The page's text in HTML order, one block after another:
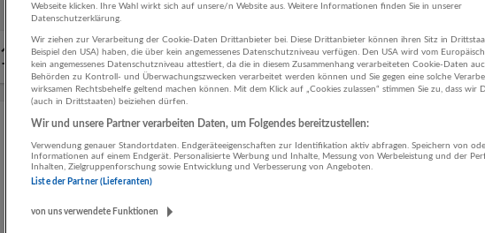
1 Transport, Verkehr Bau Unternehmen
Bergheim bei Salzburg
Bau | Beherbergung und Gastronomie | Einzelhandel |
Gesundheitswesen | Herstellung von Waren | IT-Dienstleistungen |
Webseite klicken. Ihre Wahl wirkt sich auf unsere/n Website aus. Weitere Informationen finden Sie in unserer
Datenschutzerklärung.
Wir ziehen zur Verarbeitung der Cookie-Daten Drittanbieter bei. Diese Drittanbieter können ihren Sitz in
Beispiel den USA) haben, die über kein angemessenes Datenschutzniveau verfügen. Den USA wird vom
kein angemessenes Datenschutzniveau attestiert, da die in diesem Zusammenhang verarbeiteten Cookie-Daten
Behörden zu Kontroll- und Überwachungszwecken verarbeitet werden können und Sie gegen eine solche
wirksamen Rechtsbehelfe geltend machen können. Mit dem Klick auf „Cookies zulassen“ stimmen Sie zu, dass wir
(auch in Drittstaaten) beiziehen dürfen.
Wir und unsere Partner verarbeiten Daten, um Folgendes bereitzustellen:
Verwendung genauer Standortdaten. Endgeräteeigenschaften zur Identifikation aktiv abfragen. Speichern von
Informationen auf einem Endgerät. Personalisierte Werbung und Inhalte, Messung von Werbeleistung und der
Inhalten, Zielgruppenforschung sowie Entwicklung und Verbesserung von Angeboten.
Liste der Partner (Lieferanten)
von uns verwendete Funktionen